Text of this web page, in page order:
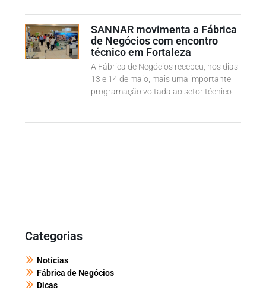
SANNAR movimenta a Fábrica
de Negócios com encontro
técnico em Fortaleza
A Fábrica de Negócios recebeu, nos dias
13 e 14 de maio, mais uma importante
programação voltada ao setor técnico
Categorias
Notícias
Fábrica de Negócios
Dicas